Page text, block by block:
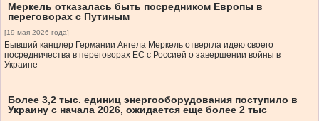
Меркель отказалась быть посредником Европы в
переговорах с Путиным
[19 мая 2026 года]
Бывший канцлер Германии Ангела Меркель отвергла идею своего
посредничества в переговорах ЕС с Россией о завершении войны в
Украине
Более 3,2 тыс. единиц энергооборудования поступило в
Украину с начала 2026, ожидается еще более 2 тыс